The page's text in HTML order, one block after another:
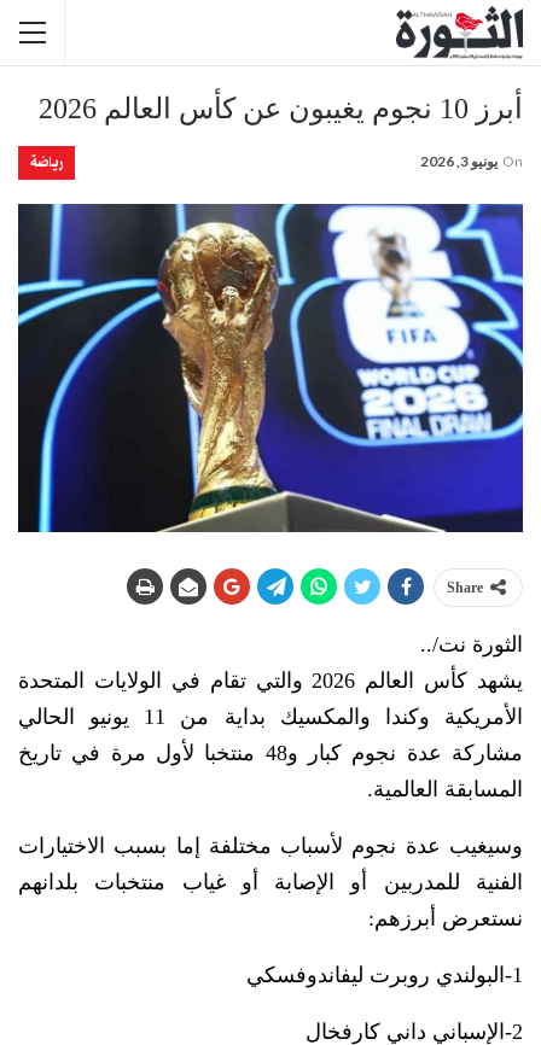
أبرز 10 نجوم يغيبون عن كأس العالم 2026
رياضة On يونيو 3, 2026
Share
الثورة نت/..
يشهد كأس العالم 2026 والتي تقام في الولايات المتحدة
الأمريكية وكندا والمكسيك بداية من 11 يونيو الحالي
مشاركة عدة نجوم كبار و48 منتخبا لأول مرة في تاريخ
المسابقة العالمية.
وسيغيب عدة نجوم لأسباب مختلفة إما بسبب الاختيارات
الفنية للمدربين أو الإصابة أو غياب منتخبات بلدانهم
نستعرض أبرزهم:
1-البولندي روبرت ليفاندوفسكي
2-الإسباني داني كارفخال